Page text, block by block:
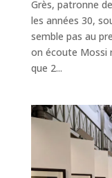
Grès, patronne
les années 30,
semble pas au
on écoute Mossi
que 2...